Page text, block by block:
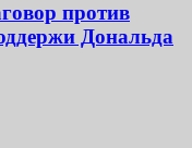
против
Дональда